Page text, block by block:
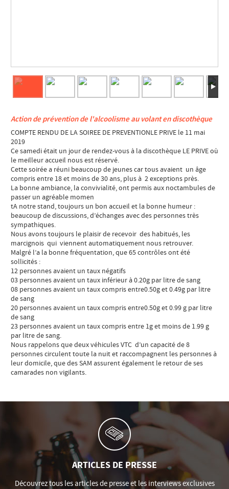
Action de prévention de l'alcoolisme au volant en discothèque
COMPTE RENDU DE LA SOIREE DE PREVENTIONLE PRIVE le 11 mai
2019
Ce samedi était un jour de rendez-vous à la discothèque LE PRIVE où
le meilleur accueil nous est réservé.
Cette soirée a réuni beaucoup de jeunes car tous avaient un âge
compris entre 18 et moins de 30 ans, plus à 2 exceptions près.
La bonne ambiance, la convivialité, ont permis aux noctambules de
passer un agréable momen
tA notre stand, toujours un bon accueil et la bonne humeur :
beaucoup de discussions, d’échanges avec des personnes très
sympathiques.
Nous avons toujours le plaisir de recevoir des habitués, les
marcignois qui viennent automatiquement nous retrouver.
Malgré l’a la bonne fréquentation, que 65 contrôles ont été
sollicités :
12 personnes avaient un taux négatifs
03 personnes avaient un taux inférieur à 0.20g par litre de sang
08 personnes avaient un taux compris entre0.50g et 0.49g par litre
de sang
20 personnes avaient un taux compris entre0.50g et 0.99 g par litre
de sang
23 personnes avaient un taux compris entre 1g et moins de 1.99 g
par litre de sang.
Nous rappelons que deux véhicules VTC d’un capacité de 8
personnes circulent toute la nuit et raccompagnent les personnes à
leur domicile, que des SAM assurent également le retour de ses
camarades non vigilants.
ARTICLES DE PRESSE
Découvrez tous les articles de presse et les interviews exclusives